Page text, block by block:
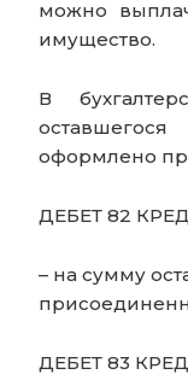
можно
имущество.
В
оформлено
ДЕБЕТ 82
– на сумму
ДЕБЕТ 83